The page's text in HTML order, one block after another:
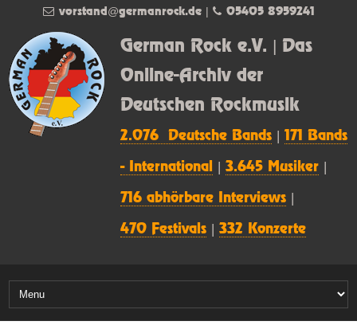
German Rock e.V. | Das
Online-Archiv der
Deutschen Rockmusik
2.076 Deutsche Bands |171 Bands
- International |3.645 Musiker
716 abhörbare Interviews
470 Festivals |332 Konzerte
vorstand@germanrock.de| 05405 8959241